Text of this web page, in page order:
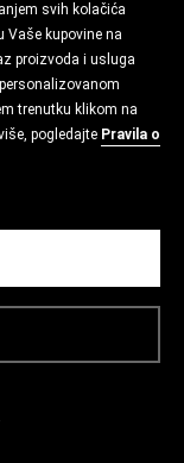
svih kolačića
kupovine na
proizvoda i usluga
trenutku klikom na
pogledajte Pravila o